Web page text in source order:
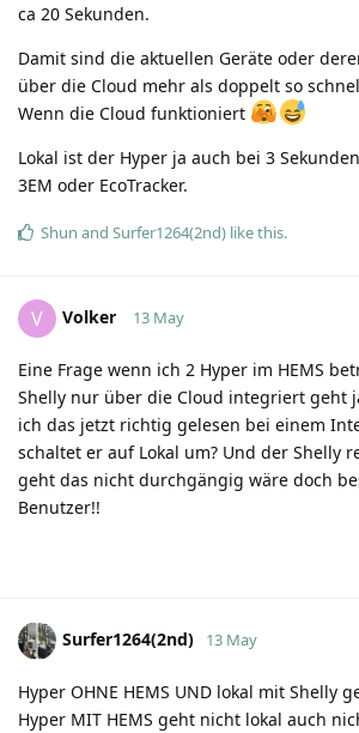
ca 20 Sekunden.
Damit sind die aktuellen Geräte oder
über die Cloud mehr als doppelt so
Wenn die Cloud funktioniert
Lokal ist der Hyper ja auch bei 3
3EM oder EcoTracker.
Shun and Surfer1264(2nd) like this.
V Volker 13 May
Eine Frage wenn ich 2 Hyper im HEMS
Shelly nur über die Cloud integriert geht
ich das jetzt richtig gelesen bei einem
schaltet er auf Lokal um? Und der Shelly
geht das nicht durchgängig wäre doch
Benutzer!!
Surfer1264(2nd) 13 May
Hyper OHNE HEMS UND lokal mit Shelly
Hyper MIT HEMS geht nicht lokal auch